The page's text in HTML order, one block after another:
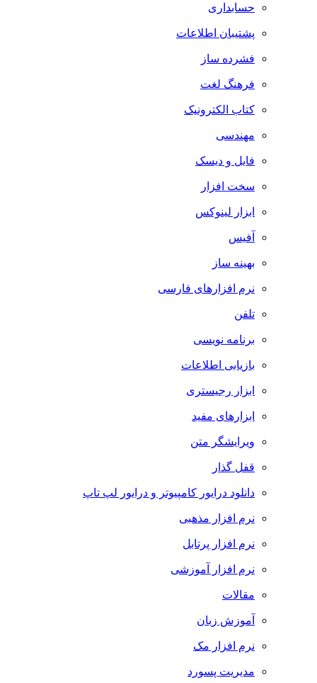
حسابداری
پشتیبان اطلاعات
فشرده ساز
فرهنگ لغت
کتاب الکترونیک
مهندسی
فایل و دیسک
سخت افزار
ابزار لینوکس
آفیس
بهینه ساز
نرم افزارهای فارسی
تلفن
برنامه نویسی
بازیابی اطلاعات
ابزار رجیستری
ابزارهای مفید
ویرایشگر متن
قفل گذار
دانلود درایور کامپیوتر و درایور لپ تاپ
نرم افزار مذهبی
نرم افزار پرتابل
نرم افزار آموزشی
مقالات
آموزش زبان
نرم افزار مک
مدیریت پسورد